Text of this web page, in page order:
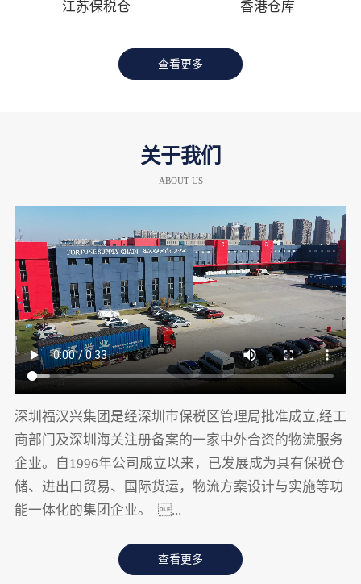
江苏保税仓 香港仓库
查看更多
关于我们
ABOUT US
深圳福汉兴集团是经深圳市保税区管理局批准成立,经工
商部门及深圳海关注册备案的一家中外合资的物流服务
企业。自1996年公司成立以来，已发展成为具有保税仓
储、进出口贸易、国际货运，物流方案设计与实施等功
能一体化的集团企业。 ...
查看更多